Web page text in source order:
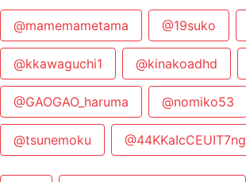
@mamemametama @19suko
@kkawaguchi1 @kinakoadhd
@GAOGAO_haruma @nomiko53
@tsunemoku @44KKaIcCEUIT7ng